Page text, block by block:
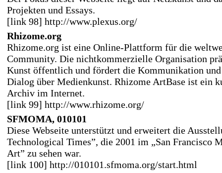
Projekten und Essays.
[link 98] http://www.plexus.org/
Rhizome.org
Rhizome.org ist eine Online-Plattform für die
Community. Die nichtkommerzielle Organisation
Kunst öffentlich und fördert die Kommunikation
Dialog über Medienkunst. Rhizome ArtBase ist ein
Archiv im Internet.
[link 99] http://www.rhizome.org/
SFMOMA, 010101
Diese Webseite unterstützt und erweitert die
Technological Times”, die 2001 im „San Francisco
Art” zu sehen war.
[link 100] http://010101.sfmoma.org/start.html